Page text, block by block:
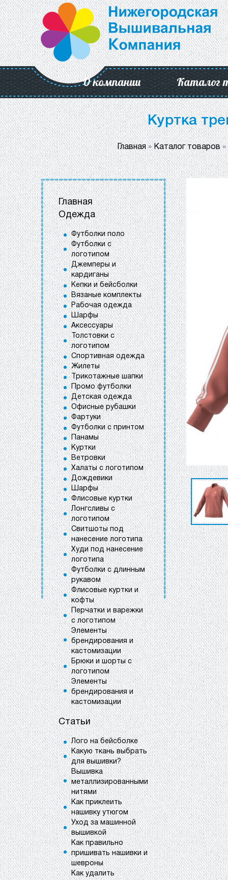
О компании Каталог
Куртка
Главная»Каталог товаров»
Главная
Одежда
Футболки поло
Футболки с
логотипом
Джемперы и
кардиганы
Кепки и бейсболки
Вязаные комплекты
Рабочая одежда
Шарфы
Аксессуары
Толстовки с
логотипом
Спортивная одежда
Жилеты
Трикотажные шапки
Промо футболки
Детская одежда
Офисные рубашки
Фартуки
Футболки с принтом
Панамы
Куртки
Ветровки
Халаты с логотипом
Дождевики
Шарфы
Флисовые куртки
Лонгсливы с
логотипом
Свитшоты под
нанесение логотипа
Худи под нанесение
логотипа
Футболки с длинным
рукавом
Флисовые куртки и
кофты
Перчатки и варежки
с логотипом
Элементы
брендирования и
кастомизации
Брюки и шорты с
логотипом
Элементы
брендирования и
кастомизации
Статьи
Лого на бейсболке
Какую ткань выбрать
для вышивки?
Вышивка
металлизированными
нитями
Как приклеить
нашивку утюгом
Уход за машинной
вышивкой
Как правильно
пришивать нашивки и
шевроны
Как удалить